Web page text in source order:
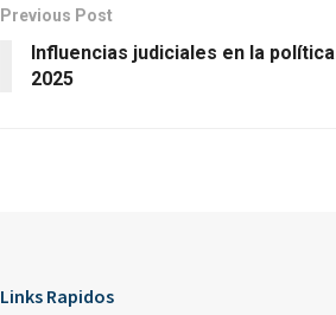
Previous Post
Influencias judiciales en la política
2025
Links Rapidos